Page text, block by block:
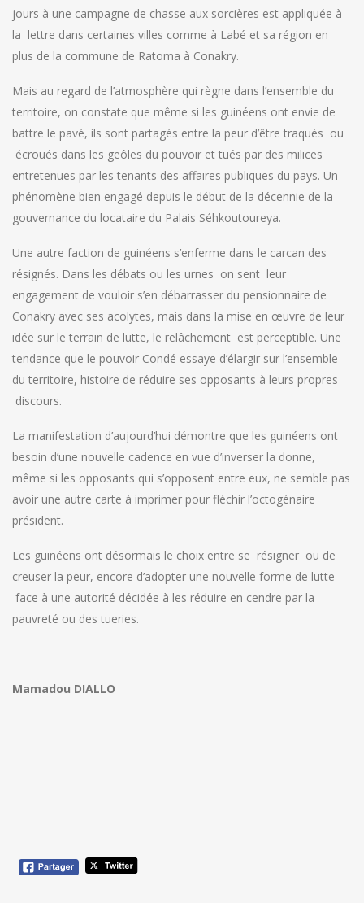
jours à une campagne de chasse aux sorcières est appliquée à
la lettre dans certaines villes comme à Labé et sa région en
plus de la commune de Ratoma à Conakry.
Mais au regard de l’atmosphère qui règne dans l’ensemble du
territoire, on constate que même si les guinéens ont envie de
battre le pavé, ils sont partagés entre la peur d’être traqués ou
écroués dans les geôles du pouvoir et tués par des milices
entretenues par les tenants des affaires publiques du pays. Un
phénomène bien engagé depuis le début de la décennie de la
gouvernance du locataire du Palais Séhkoutoureya.
Une autre faction de guinéens s’enferme dans le carcan des
résignés. Dans les débats ou les urnes on sent leur
engagement de vouloir s’en débarrasser du pensionnaire de
Conakry avec ses acolytes, mais dans la mise en œuvre de leur
idée sur le terrain de lutte, le relâchement est perceptible. Une
tendance que le pouvoir Condé essaye d’élargir sur l’ensemble
du territoire, histoire de réduire ses opposants à leurs propres
discours.
La manifestation d’aujourd’hui démontre que les guinéens ont
besoin d’une nouvelle cadence en vue d’inverser la donne,
même si les opposants qui s’opposent entre eux, ne semble pas
avoir une autre carte à imprimer pour fléchir l’octogénaire
président.
Les guinéens ont désormais le choix entre se résigner ou de
creuser la peur, encore d’adopter une nouvelle forme de lutte
face à une autorité décidée à les réduire en cendre par la
pauvreté ou des tueries.
Mamadou DIALLO